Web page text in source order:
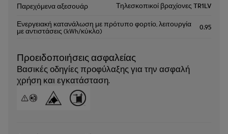
Παρεχόμενα αξεσουάρ Τηλεσκοπικοί βραχίονες TR1LV
Ενεργειακή κατανάλωση με πρότυπο φορτίο, λειτουργία
με αντιστάσεις (kWh/κύκλο) 0.95
Προειδοποιήσεις ασφαλείας
Βασικές οδηγίες προφύλαξης για την ασφαλή
χρήση και εγκατάσταση.